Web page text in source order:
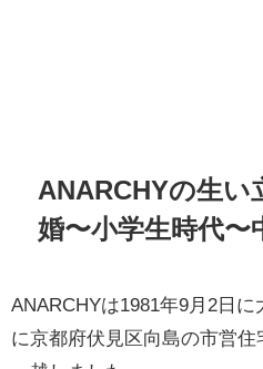
ANARCHYの生い
婚〜小学生時代〜
ANARCHYは1981年9月2日
に京都府伏見区向島の市営住